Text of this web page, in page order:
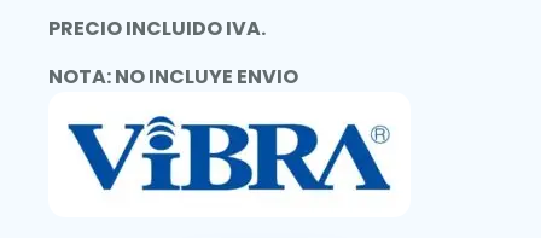
PRECIO INCLUIDO IVA.
NOTA: NO INCLUYE ENVIO